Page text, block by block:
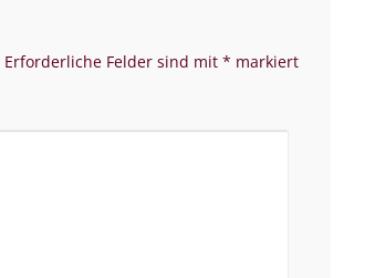
Erforderliche Felder sind mit * markiert